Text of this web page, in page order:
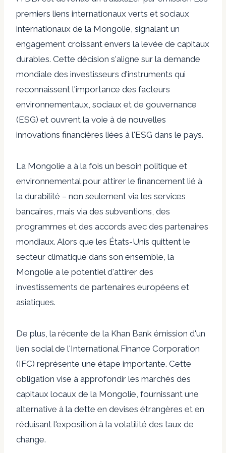
premiers liens internationaux verts et sociaux
internationaux de la Mongolie, signalant un
engagement croissant envers la levée de capitaux
durables. Cette décision s'aligne sur la demande
mondiale des investisseurs d'instruments qui
reconnaissent l'importance des facteurs
environnementaux, sociaux et de gouvernance
(ESG) et ouvrent la voie à de nouvelles
innovations financières liées à l'ESG dans le pays.
La Mongolie a à la fois un besoin politique et
environnemental pour attirer le financement lié à
la durabilité – non seulement via les services
bancaires, mais via des subventions, des
programmes et des accords avec des partenaires
mondiaux. Alors que les États-Unis quittent le
secteur climatique dans son ensemble, la
Mongolie a le potentiel d'attirer des
investissements de partenaires européens et
asiatiques.
De plus, la récente de la Khan Bank émission d'un
lien social de l'International Finance Corporation
(IFC) représente une étape importante. Cette
obligation vise à approfondir les marchés des
capitaux locaux de la Mongolie, fournissant une
alternative à la dette en devises étrangères et en
réduisant l'exposition à la volatilité des taux de
change.